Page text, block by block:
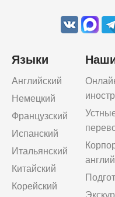
Языки
Английский
Немецкий
Французский
Испанский
Итальянский
Китайский
Корейский